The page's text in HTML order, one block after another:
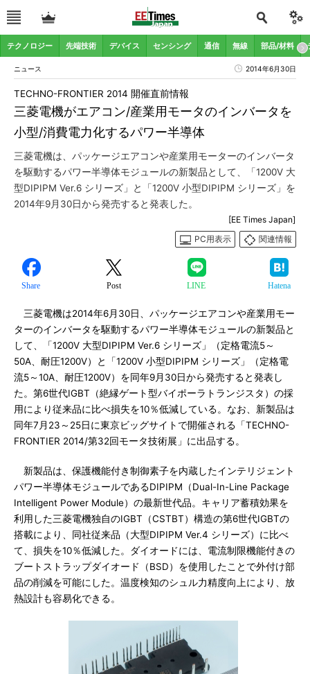
テクノロジー 先端技術 デバイス センシング 通信 無線 部品/材料
ニュース 2014年6月30日
三菱電機がエアコン/産業用モータのインバータを
小型/消費電力化するパワー半導体
TECHNO-FRONTIER 2014 開催直前情報
三菱電機は、パッケージエアコンや産業用モーターのインバータ
を駆動するパワー半導体モジュールの新製品として、「1200V 大
型DIPIPM Ver.6 シリーズ」と「1200V 小型DIPIPM シリーズ」を
2014年9月30日から発売すると発表した。
[EE Times Japan]
PC用表示
関連情報
Share Post LINE Hatena
三菱電機は2014年6月30日、パッケージエアコンや産業用モー
ターのインバータを駆動するパワー半導体モジュールの新製品と
して、「1200V 大型DIPIPM Ver.6 シリーズ」（定格電流5～
50A、耐圧1200V）と「1200V 小型DIPIPM シリーズ」（定格電
流5～10A、耐圧1200V）を同年9月30日から発売すると発表し
た。第6世代IGBT（絶縁ゲート型バイポーラトランジスタ）の採
用により従来品に比べ損失を10％低減している。なお、新製品は
同年7月23～25日に東京ビッグサイトで開催される「TECHNO-
FRONTIER 2014/第32回モータ技術展」に出品する。
新製品は、保護機能付き制御素子を内蔵したインテリジェント
パワー半導体モジュールであるDIPIPM（Dual-In-Line Package
Intelligent Power Module）の最新世代品。キャリア蓄積効果を
利用した三菱電機独自のIGBT（CSTBT）構造の第6世代IGBTの
搭載により、同社従来品（大型DIPIPM Ver.4 シリーズ）に比べ
て、損失を10％低減した。ダイオードには、電流制限機能付きの
ブートストラップダイオード（BSD）を使用したことで外付け部
品の削減を可能にした。温度検知のシュル力精度向上により、放
熱設計も容易化できる。